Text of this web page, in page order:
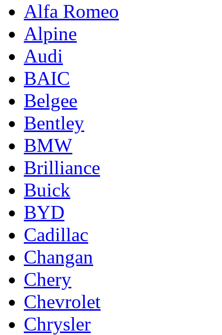
Alfa Romeo
Alpine
Audi
BAIC
Belgee
Bentley
BMW
Brilliance
Buick
BYD
Cadillac
Changan
Chery
Chevrolet
Chrysler